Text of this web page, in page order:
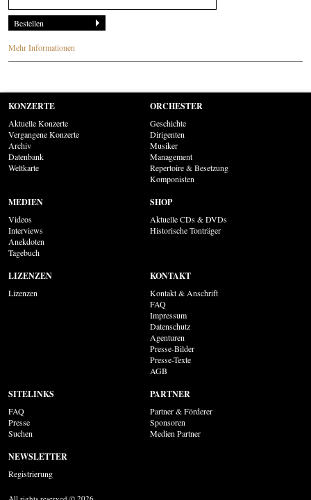
Mehr Informationen
KONZERTE
Aktuelle Konzerte
Vergangene Konzerte
Archiv
Datenbank
Weltkarte
ORCHESTER
Geschichte
Dirigenten
Musiker
Management
Repertoire & Besetzung
Komponisten
MEDIEN
Videos
Interviews
Anekdoten
Tagebuch
SHOP
Aktuelle CDs & DVDs
Historische Tonträger
LIZENZEN
Lizenzen
KONTAKT
Kontakt & Anschrift
FAQ
Impressum
Datenschutz
Agenturen
Presse-Bilder
Presse-Texte
AGB
SITELINKS
FAQ
Presse
Suchen
PARTNER
Partner & Förderer
Sponsoren
Medien Partner
NEWSLETTER
Registrierung